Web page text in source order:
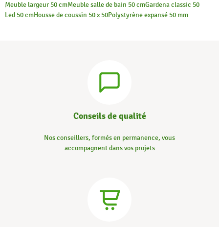
Meuble largeur 50 cmMeuble salle de bain 50 cmGardena classic 50
Led 50 cmHousse de coussin 50 x 50Polystyrène expansé 50 mm
Conseils de qualité
Nos conseillers, formés en permanence, vous
accompagnent dans vos projets